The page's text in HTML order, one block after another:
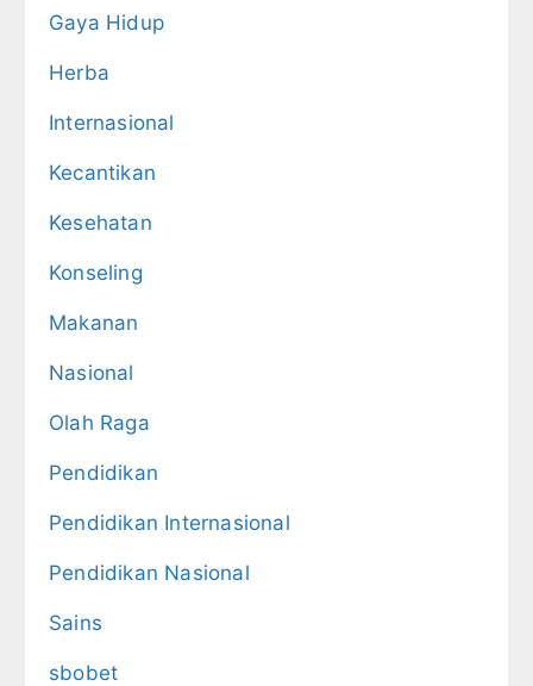
Gaya Hidup
Herba
Internasional
Kecantikan
Kesehatan
Konseling
Makanan
Nasional
Olah Raga
Pendidikan
Pendidikan Internasional
Pendidikan Nasional
Sains
sbobet